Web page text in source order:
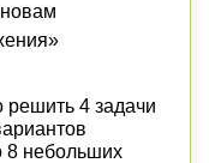
4 задачи
8 небольших